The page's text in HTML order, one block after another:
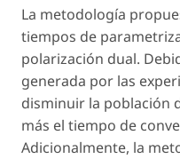
La metodología
tiempos de
polarización dual.
generada por las
disminuir la población
más el tiempo de
Adicionalmente, la